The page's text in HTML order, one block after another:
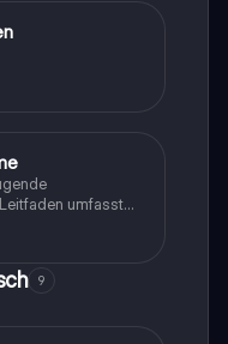
umfasst
wichtige
Formulierung
die ihre
9